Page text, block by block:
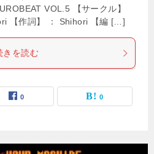
VOL.5 【サークル】
【作詞】 ： Shihori 【編 […]
きを読む
0 0